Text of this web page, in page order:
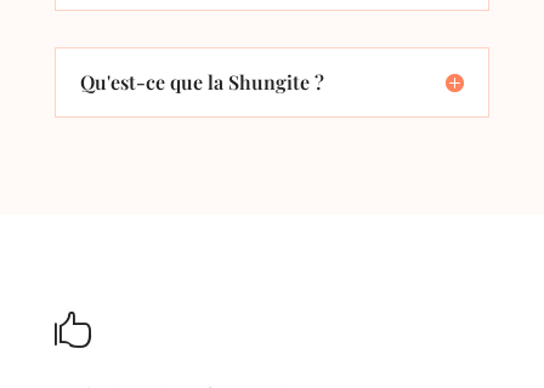
Qu'est-ce que la Shungite ?
